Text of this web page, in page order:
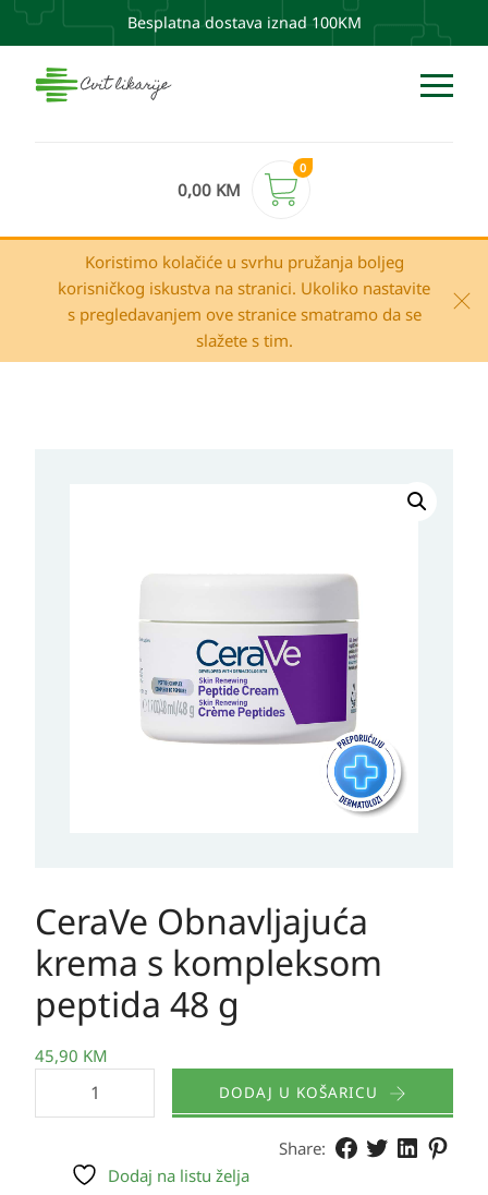
Besplatna dostava iznad 100KM
0,00 KM
0
Koristimo kolačiće u svrhu pružanja boljeg
korisničkog iskustva na stranici. Ukoliko nastavite
s pregledavanjem ove stranice smatramo da se
slažete s tim.
CeraVe Obnavljajuća
krema s kompleksom
peptida 48 g
45,90 KM
kompleksom
DODAJ U KOŠARICU
Share:
Dodaj na listu želja